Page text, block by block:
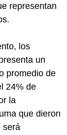
representan
los
un
promedio de
24% de
la
que dieron
será